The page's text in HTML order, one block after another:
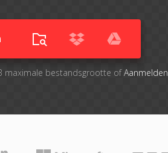
maximale bestandsgrootte ofAanmelden